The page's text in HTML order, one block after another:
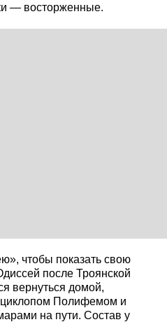
— восторженные.
чтобы показать свою
после Троянской
вернуться домой,
циклопом Полифемом и
на пути. Состав у